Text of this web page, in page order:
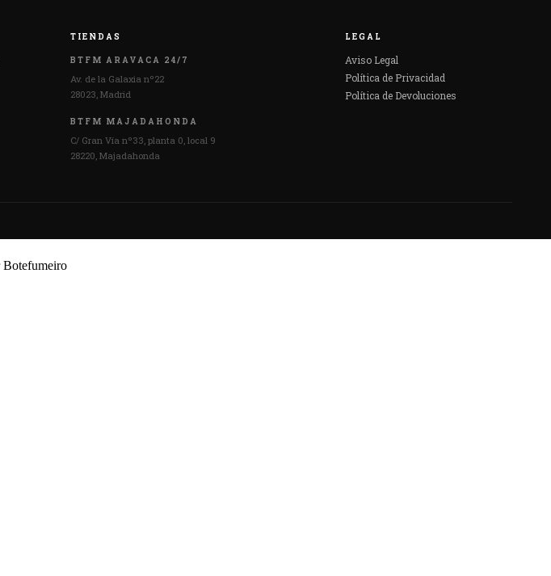
TIENDAS
BTFM ARAVACA 24/7
Av. de la Galaxia nº22
28023, Madrid
BTFM MAJADAHONDA
C/ Gran Vía nº33, planta 0, local 9
28220, Majadahonda
LEGAL
Aviso Legal
Política de Privacidad
Política de Devoluciones